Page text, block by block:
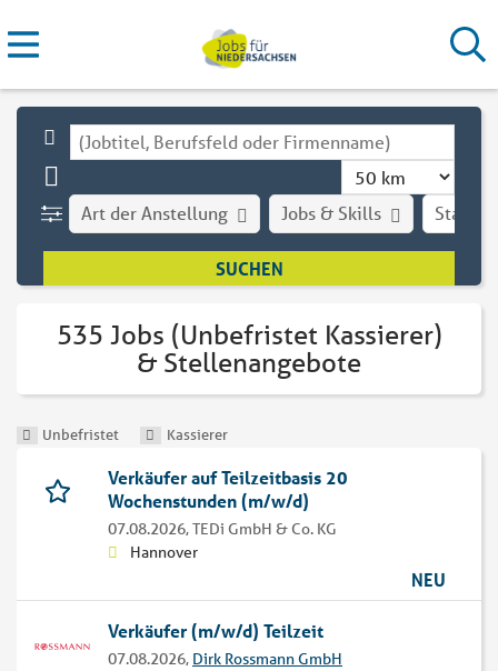
Stadt
Art der Anstellung Jobs & Skills
535 Jobs (Unbefristet Kassierer)
& Stellenangebote
Unbefristet Kassierer
Verkäufer auf Teilzeitbasis 20
Wochenstunden (m/w/d)
07.08.2026,TEDi GmbH & Co. KG
Hannover
NEU
Verkäufer (m/w/d) Teilzeit
07.08.2026, Dirk Rossmann GmbH